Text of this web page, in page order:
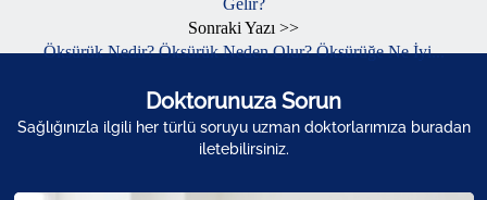
Sonraki Yazı >>
Öksürük Nedir? Öksürük Neden Olur? Öksürüğe Ne İyi...
Doktorunuza Sorun
Sağlığınızla ilgili her türlü soruyu uzman doktorlarımıza buradan
iletebilirsiniz.